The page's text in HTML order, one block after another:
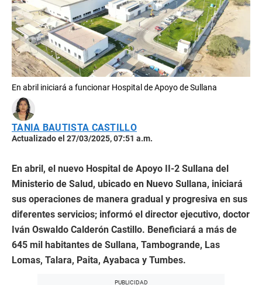
En abril iniciará a funcionar Hospital de Apoyo de Sullana
TANIA BAUTISTA CASTILLO
Actualizado el 27/03/2025, 07:51 a.m.
En abril, el nuevo Hospital de Apoyo II-2 Sullana del
Ministerio de Salud, ubicado en Nuevo Sullana, iniciará
sus operaciones de manera gradual y progresiva en sus
diferentes servicios; informó el director ejecutivo, doctor
Iván Oswaldo Calderón Castillo. Beneficiará a más de
645 mil habitantes de Sullana, Tambogrande, Las
Lomas, Talara, Paita, Ayabaca y Tumbes.